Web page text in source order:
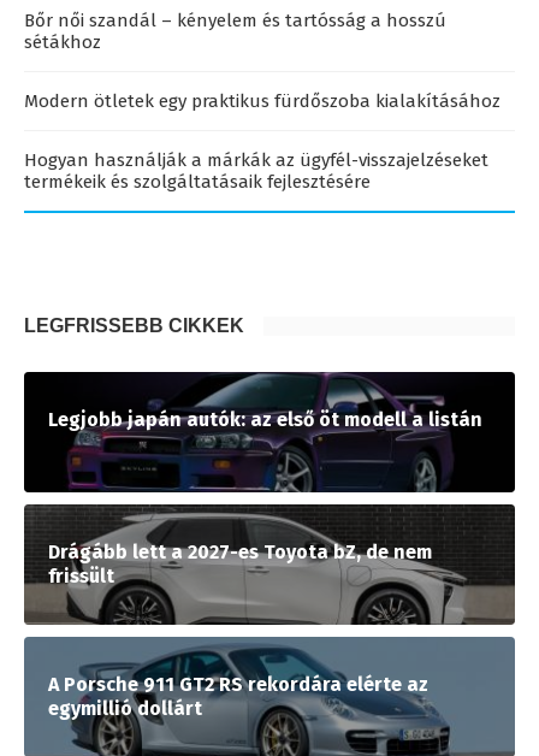
Bőr női szandál – kényelem és tartósság a hosszú
sétákhoz
Modern ötletek egy praktikus fürdőszoba kialakításához
Hogyan használják a márkák az ügyfél-visszajelzéseket
termékeik és szolgáltatásaik fejlesztésére
LEGFRISSEBB CIKKEK
Legjobb japán autók: az első öt modell a listán
Drágább lett a 2027-es Toyota bZ, de nem
frissült
A Porsche 911 GT2 RS rekordára elérte az
egymillió dollárt